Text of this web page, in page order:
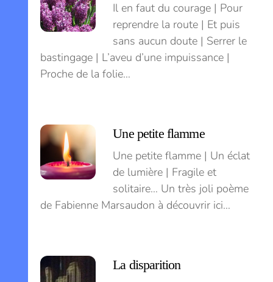
Il en faut du courage | Pour
reprendre la route | Et puis
sans aucun doute | Serrer le
bastingage | L’aveu d’une impuissance |
Proche de la folie…
Une petite flamme
Une petite flamme | Un éclat
de lumière | Fragile et
solitaire… Un très joli poème
de Fabienne Marsaudon à découvrir ici…
La disparition